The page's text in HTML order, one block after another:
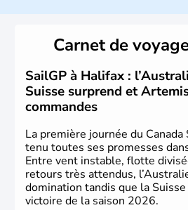
territoire de la ville de Québec, le
sous le contrôle des
pays a été obtenue au cours d'un
étalé de 1867 à 1982. Le peuple
aujourd'hui appelé Eskimos,
du XXème siècle lors d'une
Nord.
Carnet de
SailGP à Halifax :
Suisse surprend et
commandes
La première journée du Canada
tenu toutes ses promesses
Entre vent instable, flotte
retours très attendus,
domination tandis que la
victoire de la saison 2026.